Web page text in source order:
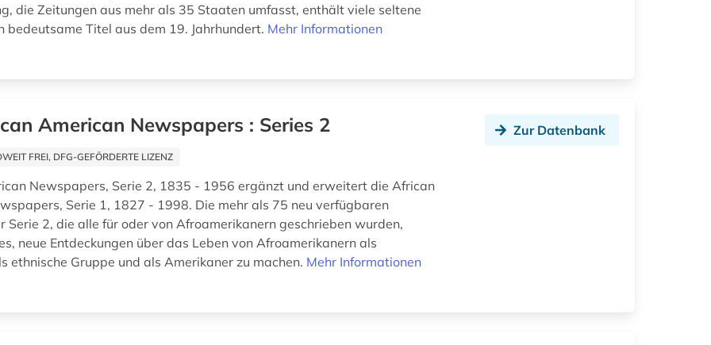
die Zeitungen aus mehr als 35 Staaten umfasst, enthält viele seltene
bedeutsame Titel aus dem 19. Jahrhundert. Mehr Informationen
American Newspapers : Series 2
FREI, DFG-GEFÖRDERTE LIZENZ
Newspapers, Serie 2, 1835 - 1956 ergänzt und erweitert die African
Serie 1, 1827 - 1998. Die mehr als 75 neu verfügbaren
Serie 2, die alle für oder von Afroamerikanern geschrieben wurden,
neue Entdeckungen über das Leben von Afroamerikanern als
ethnische Gruppe und als Amerikaner zu machen. Mehr Informationen
Zur Datenbank